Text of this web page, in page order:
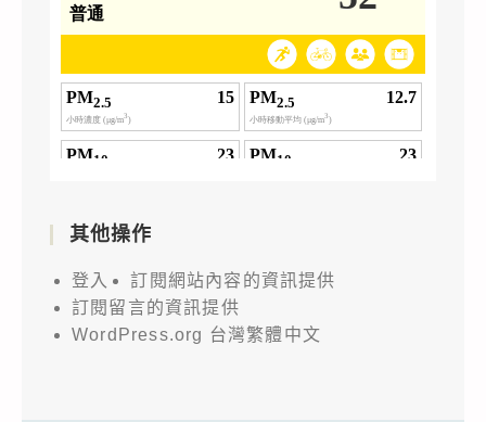
其他操作
登入
訂閱網站內容的資訊提供
訂閱留言的資訊提供
WordPress.org 台灣繁體中文